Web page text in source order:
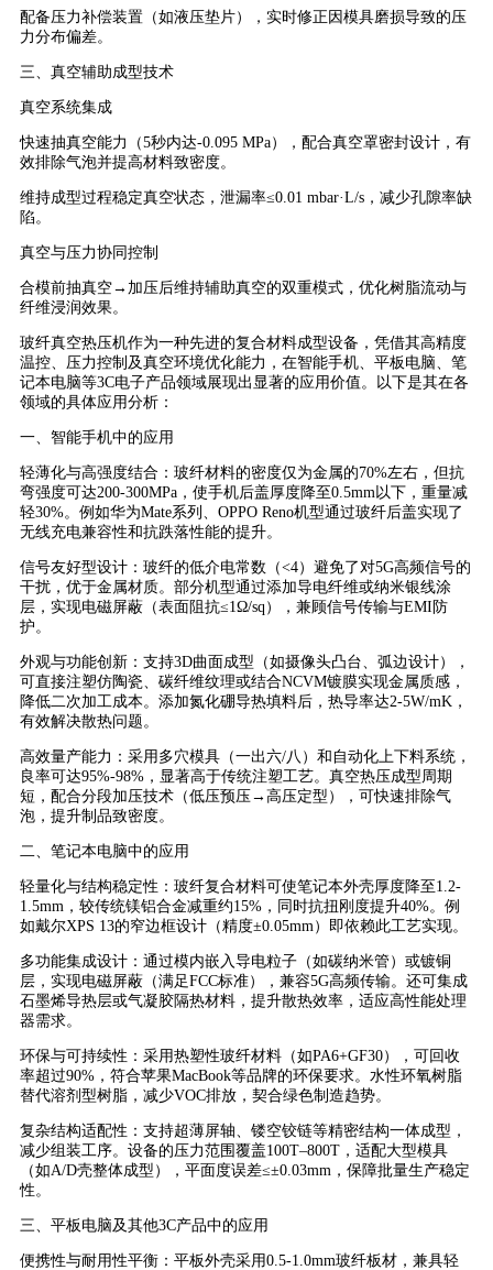
配备压力补偿装置（如液压垫片），实时修正因模具磨损导致的压
力分布偏差。
三、真空辅助成型技术
真空系统集成
快速抽真空能力（5秒内达-0.095 MPa），配合真空罩密封设计，有
效排除气泡并提高材料致密度。
维持成型过程稳定真空状态，泄漏率≤0.01 mbar·L/s，减少孔隙率缺
陷。
真空与压力协同控制
合模前抽真空→加压后维持辅助真空的双重模式，优化树脂流动与
纤维浸润效果。
玻纤真空热压机作为一种先进的复合材料成型设备，凭借其高精度
温控、压力控制及真空环境优化能力，在智能手机、平板电脑、笔
记本电脑等3C电子产品领域展现出显著的应用价值。以下是其在各
领域的具体应用分析：
一、智能手机中的应用
轻薄化与高强度结合：玻纤材料的密度仅为金属的70%左右，但抗
弯强度可达200-300MPa，使手机后盖厚度降至0.5mm以下，重量减
轻30%。例如华为Mate系列、OPPO Reno机型通过玻纤后盖实现了
无线充电兼容性和抗跌落性能的提升。
信号友好型设计：玻纤的低介电常数（<4）避免了对5G高频信号的
干扰，优于金属材质。部分机型通过添加导电纤维或纳米银线涂
层，实现电磁屏蔽（表面阻抗≤1Ω/sq），兼顾信号传输与EMI防
护。
外观与功能创新：支持3D曲面成型（如摄像头凸台、弧边设计），
可直接注塑仿陶瓷、碳纤维纹理或结合NCVM镀膜实现金属质感，
降低二次加工成本。添加氮化硼导热填料后，热导率达2-5W/mK，
有效解决散热问题。
高效量产能力：采用多穴模具（一出六/八）和自动化上下料系统，
良率可达95%-98%，显著高于传统注塑工艺。真空热压成型周期
短，配合分段加压技术（低压预压→高压定型），可快速排除气
泡，提升制品致密度。
二、笔记本电脑中的应用
轻量化与结构稳定性：玻纤复合材料可使笔记本外壳厚度降至1.2-
1.5mm，较传统镁铝合金减重约15%，同时抗扭刚度提升40%。例
如戴尔XPS 13的窄边框设计（精度±0.05mm）即依赖此工艺实现。
多功能集成设计：通过模内嵌入导电粒子（如碳纳米管）或镀铜
层，实现电磁屏蔽（满足FCC标准），兼容5G高频传输。还可集成
石墨烯导热层或气凝胶隔热材料，提升散热效率，适应高性能处理
器需求。
环保与可持续性：采用热塑性玻纤材料（如PA6+GF30），可回收
率超过90%，符合苹果MacBook等品牌的环保要求。水性环氧树脂
替代溶剂型树脂，减少VOC排放，契合绿色制造趋势。
复杂结构适配性：支持超薄屏轴、镂空铰链等精密结构一体成型，
减少组装工序。设备的压力范围覆盖100T–800T，适配大型模具
（如A/D壳整体成型），平面度误差≤±0.03mm，保障批量生产稳定
性。
三、平板电脑及其他3C产品中的应用
便携性与耐用性平衡：平板外壳采用0.5-1.0mm玻纤板材，兼具轻